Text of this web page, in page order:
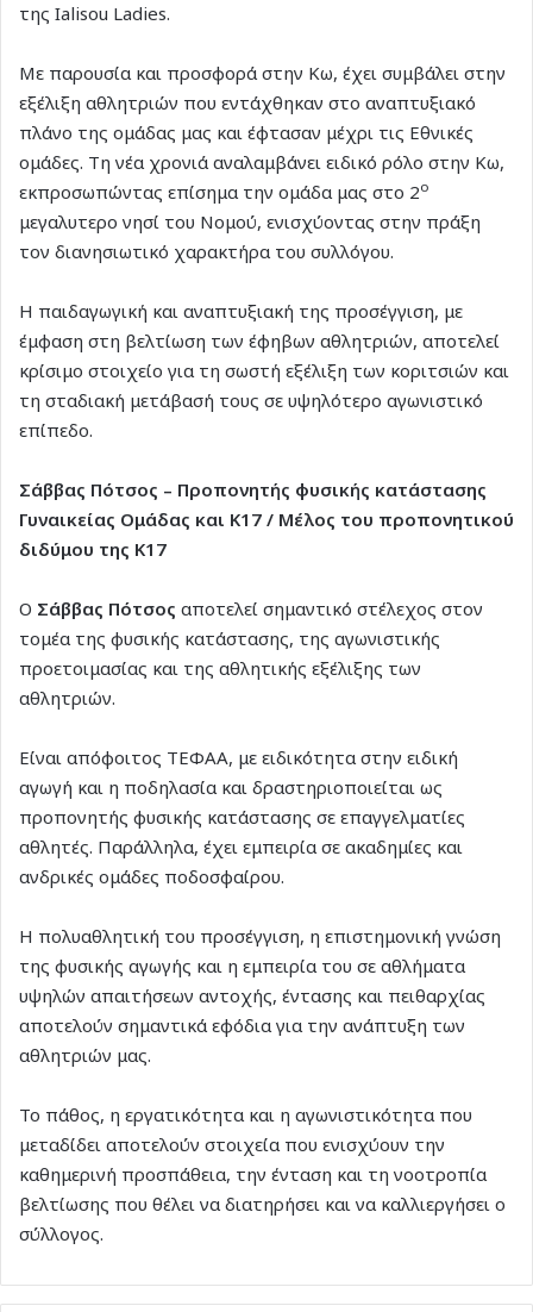
της Ialisou Ladies.
Με παρουσία και προσφορά στην Κω, έχει συμβάλει στην
εξέλιξη αθλητριών που εντάχθηκαν στο αναπτυξιακό
πλάνο της ομάδας μας και έφτασαν μέχρι τις Εθνικές
ομάδες. Τη νέα χρονιά αναλαμβάνει ειδικό ρόλο στην Κω,
εκπροσωπώντας επίσημα την ομάδα μας στο 2ο
μεγαλυτερο νησί του Νομού, ενισχύοντας στην πράξη
τον διανησιωτικό χαρακτήρα του συλλόγου.
Η παιδαγωγική και αναπτυξιακή της προσέγγιση, με
έμφαση στη βελτίωση των έφηβων αθλητριών, αποτελεί
κρίσιμο στοιχείο για τη σωστή εξέλιξη των κοριτσιών και
τη σταδιακή μετάβασή τους σε υψηλότερο αγωνιστικό
επίπεδο.
Σάββας Πότσος – Προπονητής φυσικής κατάστασης
Γυναικείας Ομάδας και Κ17 / Μέλος του προπονητικού
διδύμου της Κ17
Ο Σάββας Πότσος αποτελεί σημαντικό στέλεχος στον
τομέα της φυσικής κατάστασης, της αγωνιστικής
προετοιμασίας και της αθλητικής εξέλιξης των
αθλητριών.
Είναι απόφοιτος ΤΕΦΑΑ, με ειδικότητα στην ειδική
αγωγή και η ποδηλασία και δραστηριοποιείται ως
προπονητής φυσικής κατάστασης σε επαγγελματίες
αθλητές. Παράλληλα, έχει εμπειρία σε ακαδημίες και
ανδρικές ομάδες ποδοσφαίρου.
Η πολυαθλητική του προσέγγιση, η επιστημονική γνώση
της φυσικής αγωγής και η εμπειρία του σε αθλήματα
υψηλών απαιτήσεων αντοχής, έντασης και πειθαρχίας
αποτελούν σημαντικά εφόδια για την ανάπτυξη των
αθλητριών μας.
Το πάθος, η εργατικότητα και η αγωνιστικότητα που
μεταδίδει αποτελούν στοιχεία που ενισχύουν την
καθημερινή προσπάθεια, την ένταση και τη νοοτροπία
βελτίωσης που θέλει να διατηρήσει και να καλλιεργήσει ο
σύλλογος.